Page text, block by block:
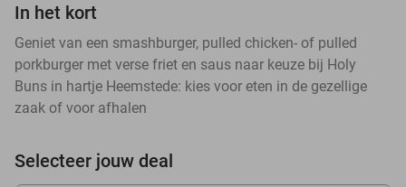
In het kort
Geniet van een smashburger, pulled chicken- of pulled
porkburger met verse friet en saus naar keuze bij Holy
Buns in hartje Heemstede: kies voor eten in de gezellige
zaak of voor afhalen
Selecteer jouw deal